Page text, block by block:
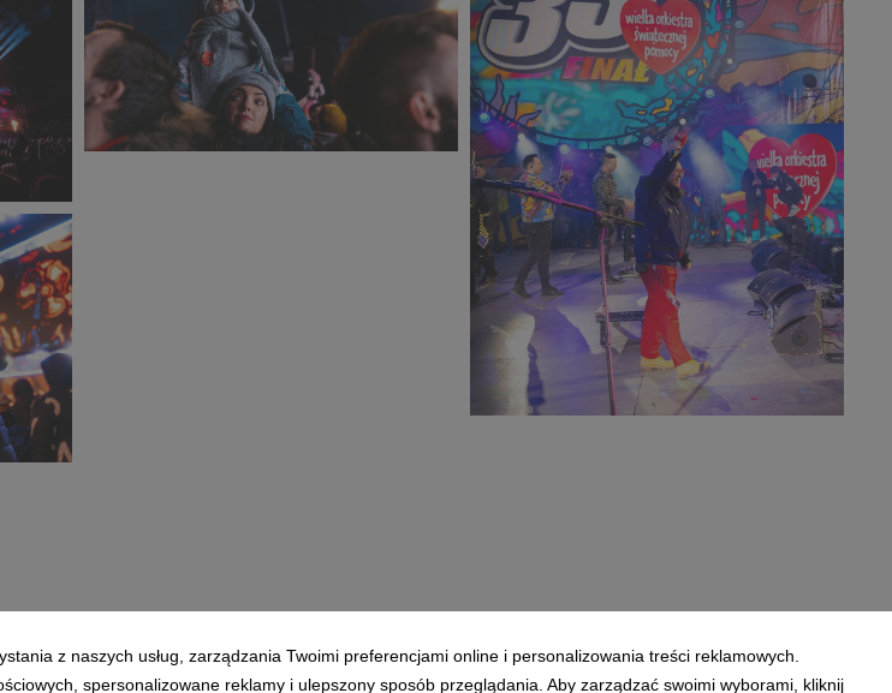
33F_Maks_Malota_2411_2001_small_1600x1066.jpg
z naszych usług, zarządzania Twoimi preferencjami online i personalizowania treści reklamowych.
spersonalizowane reklamy i ulepszony sposób przeglądania. Aby zarządzać swoimi wyborami, kliknij